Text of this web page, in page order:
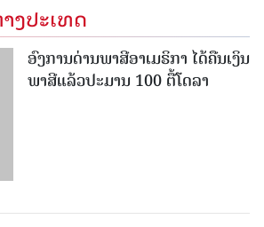
ງປະເທດ
ອົງການດ່ານພາສີອາເມຣິກາ ໄດ້ຄືນເງິນ
ພາສີແລ້ວປະມານ 100 ຕື້ໂດລາ